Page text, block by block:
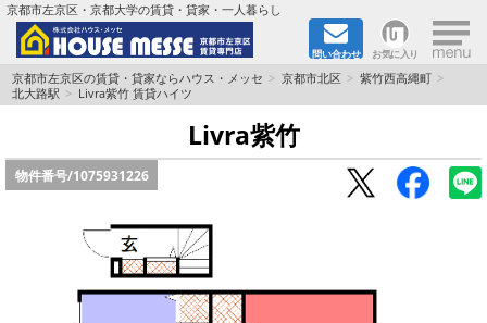
京都市左京区・京都大学の賃貸・貸家・一人暮らし
問い合わせ お気に入り ×
TOPページ
地域から検索
京都大学＆京都芸術大学生さんに
書類DL & 入居者さまへ
京都市左京区の賃貸・貸家ならハウス・メッセ 京都市北区
紫竹西高縄町
北大路駅
Livra紫竹 賃貸ハイツ
Livra紫竹
物件番号/1075931226